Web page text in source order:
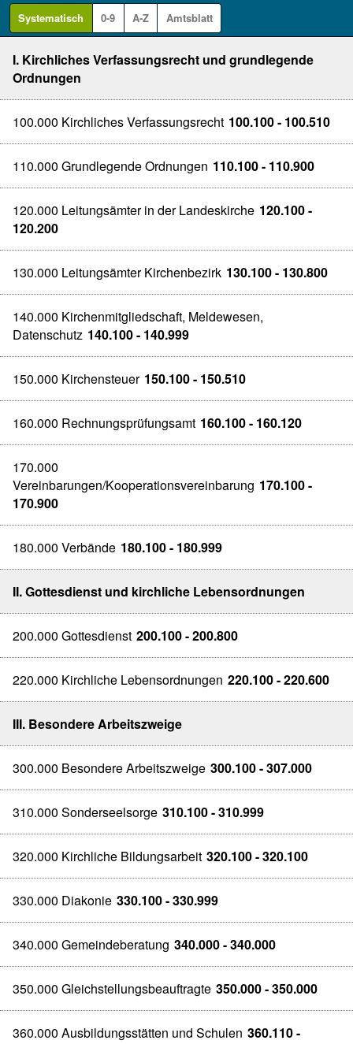
Systematisch 0-9 A-Z Amtsblatt
I. Kirchliches Verfassungsrecht und grundlegende
Ordnungen
100.000 Kirchliches Verfassungsrecht 100.100 - 100.510
110.000 Grundlegende Ordnungen 110.100 - 110.900
120.000 Leitungsämter in der Landeskirche 120.100 -
120.200
130.000 Leitungsämter Kirchenbezirk 130.100 - 130.800
140.000 Kirchenmitgliedschaft, Meldewesen,
Datenschutz 140.100 - 140.999
150.000 Kirchensteuer 150.100 - 150.510
160.000 Rechnungsprüfungsamt 160.100 - 160.120
170.000
Vereinbarungen/Kooperationsvereinbarung 170.100 -
170.900
180.000 Verbände 180.100 - 180.999
II. Gottesdienst und kirchliche Lebensordnungen
200.000 Gottesdienst 200.100 - 200.800
220.000 Kirchliche Lebensordnungen 220.100 - 220.600
III. Besondere Arbeitszweige
300.000 Besondere Arbeitszweige 300.100 - 307.000
310.000 Sonderseelsorge 310.100 - 310.999
320.000 Kirchliche Bildungsarbeit 320.100 - 320.100
330.000 Diakonie 330.100 - 330.999
340.000 Gemeindeberatung 340.000 - 340.000
350.000 Gleichstellungsbeauftragte 350.000 - 350.000
360.000 Ausbildungsstätten und Schulen 360.110 -